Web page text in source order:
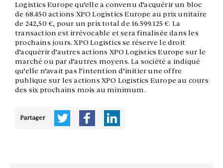
Logistics Europe qu’elle a convenu d’acquérir un bloc
de 68.450 actions XPO Logistics Europe au prix unitaire
de 242,50 €, pour un prix total de 16.599.125 €. La
transaction est irrévocable et sera finalisée dans les
prochains jours. XPO Logistics se réserve le droit
d’acquérir d’autres actions XPO Logistics Europe sur le
marché ou par d’autres moyens. La société a indiqué
qu’elle n’avait pas l’intention d’initier une offre
publique sur les actions XPO Logistics Europe au cours
des six prochains mois au minimum.
Partager